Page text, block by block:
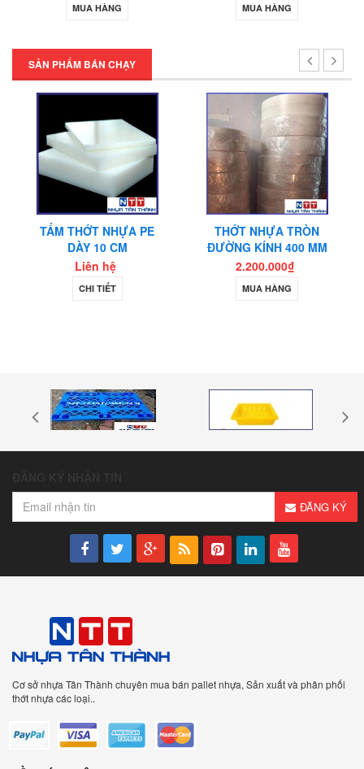
MUA HÀNG MUA HÀNG
SẢN PHẨM BÁN CHẠY
THỚT NHỰA TRÒN
ĐƯỜNG KÍNH 400 MM
2.200.000₫
MUA HÀNG
THỚT NHỰA TRÒN 7
LỚP
2.600.000₫
MUA HÀNG
ĐĂNG KÝ
Cơ sở nhựa Tân Thành chuyên mua bán pallet nhựa, Sản xuất và phân phối
thớt nhựa các loại..